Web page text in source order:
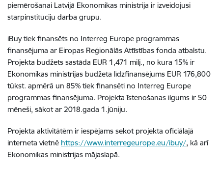
piemērošanai Latvijā Ekonomikas ministrija ir izveidojusi
starpinstitūciju darba grupu.
iBuy tiek finansēts no Interreg Europe programmas
finansējuma ar Eiropas Reģionālās Attīstības fonda atbalstu.
Projekta budžets sastāda EUR 1,471 milj., no kura 15% ir
Ekonomikas ministrijas budžeta līdzfinansējums EUR 176,800
tūkst. apmērā un 85% tiek finansēti no Interreg Europe
programmas finansējuma. Projekta īstenošanas ilgums ir 50
mēneši, sākot ar 2018.gada 1.jūniju.
Projekta aktivitātēm ir iespējams sekot projekta oficiālajā
interneta vietnē https://www.interregeurope.eu/ibuy/, kā arī
Ekonomikas ministrijas mājaslapā.